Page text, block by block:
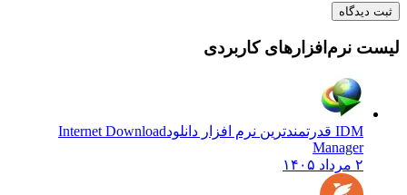
نرم‌افزارهای کاربردی
Internet Download
Manager